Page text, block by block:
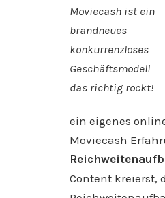
Moviecash ist ein
brandneues
konkurrenzloses
Geschäftsmodell
das richtig rockt!
ein eigenes
Moviecash
Content kreierst,